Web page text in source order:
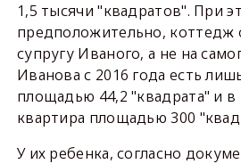
1,5 тысячи "квадратов". При
предположительно, коттедж
супругу Иваного, а не на
Иванова с 2016 года есть
площадью 44,2 "квадрата" и в
квартира площадью 300
У их ребенка, согласно